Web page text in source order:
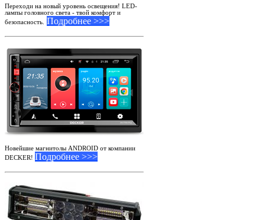
Переходи на новый уровень освещения! LED-
лампы головного света - твой комфорт и
безопасность.
Подробнее >>>
Новейшие магнитолы ANDROID от компании
DECKER! Подробнее >>>